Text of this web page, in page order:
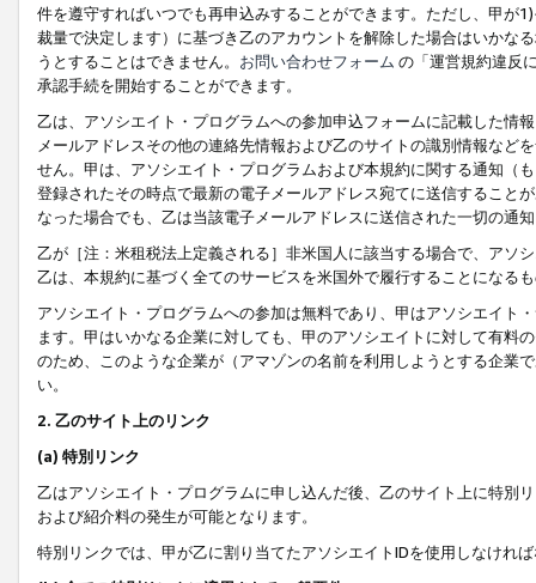
件を遵守すればいつでも再申込みすることができます。ただし、甲が
裁量で決定します）に基づき乙のアカウントを解除した場合はいかな
うとすることはできません。 お問い合わせフォーム の「運営規約違反
承認手続を開始することができます。
乙は、アソシエイト・プログラムへの参加申込フォームに記載した情
メールアドレスその他の連絡先情報および乙のサイトの識別情報など
せん。甲は、アソシエイト・プログラムおよび本規約に関する通知（
登録されたその時点で最新の電子メールアドレス宛てに送信すること
なった場合でも、乙は当該電子メールアドレスに送信された一切の通
乙が［注：米租税法上定義される］非米国人に該当する場合で、アソ
乙は、本規約に基づく全てのサービスを米国外で履行することになる
アソシエイト・プログラムへの参加は無料であり、甲はアソシエイト
ます。甲はいかなる企業に対しても、甲のアソシエイトに対して有料
のため、このような企業が（アマゾンの名前を利用しようとする企業
い。
2. 乙のサイト上のリンク
(a) 特別リンク
乙はアソシエイト・プログラムに申し込んだ後、乙のサイト上に特別
および紹介料の発生が可能となります。
特別リンクでは、甲が乙に割り当てたアソシエイトIDを使用しなけれ